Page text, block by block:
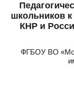
школьников
КНР и
ФГБОУ ВО